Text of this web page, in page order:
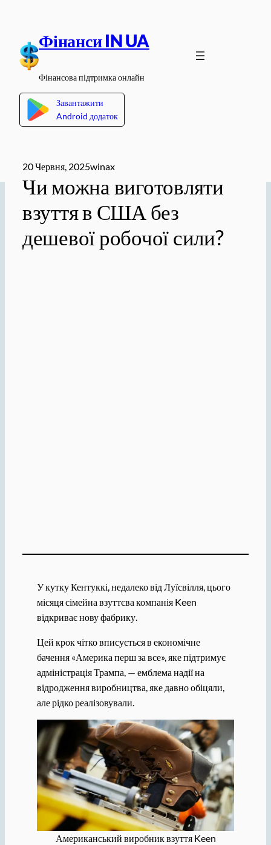
вмісту
Фінанси IN UA
Фінансова підтримка онлайн
Завантажити
Android додаток
20 Червня, 2025winax
Чи можна виготовляти
взуття в США без
дешевої робочої сили?
У кутку Кентуккі, недалеко від Луїсвілля, цього
місяця сімейна взуттєва компанія Keen
відкриває нову фабрику.
Цей крок чітко вписується в економічне
бачення «Америка перш за все», яке підтримує
адміністрація Трампа, — емблема надії на
відродження виробництва, яке давно обіцяли,
але рідко реалізовували.
Американський виробник взуття Keen